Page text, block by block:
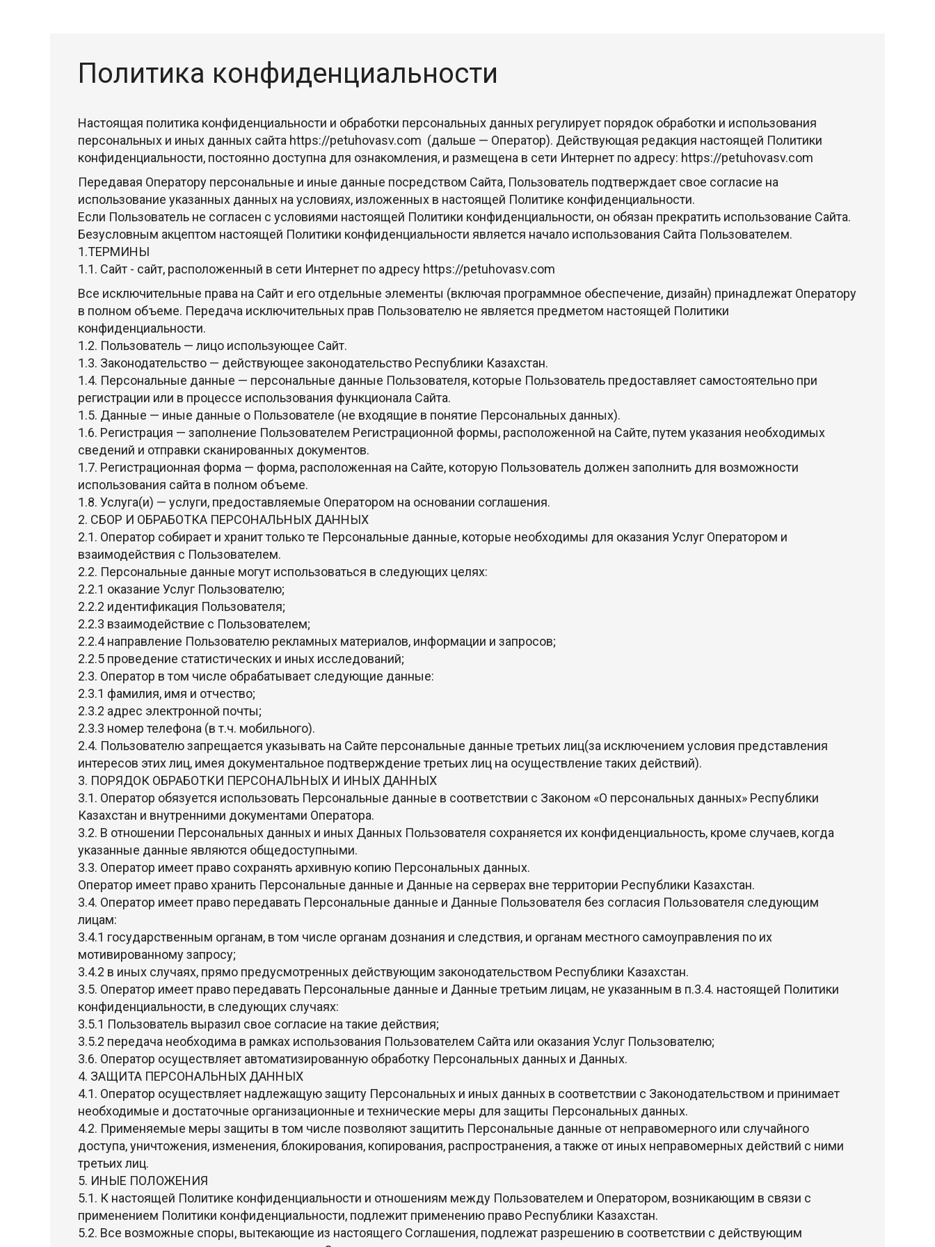
Политика конфиденциальности
Настоящая политика конфиденциальности и обработки персональных данных регулирует порядок обработки и использования
персональных и иных данных сайта https://petuhovasv.com (дальше — Оператор). Действующая редакция настоящей Политики
конфиденциальности, постоянно доступна для ознакомления, и размещена в сети Интернет по адресу: https://petuhovasv.com
Передавая Оператору персональные и иные данные посредством Сайта, Пользователь подтверждает свое согласие на
использование указанных данных на условиях, изложенных в настоящей Политике конфиденциальности.
Если Пользователь не согласен с условиями настоящей Политики конфиденциальности, он обязан прекратить использование Сайта.
Безусловным акцептом настоящей Политики конфиденциальности является начало использования Сайта Пользователем.
1.ТЕРМИНЫ
1.1. Сайт - сайт, расположенный в сети Интернет по адресу https://petuhovasv.com
Все исключительные права на Сайт и его отдельные элементы (включая программное обеспечение, дизайн) принадлежат Оператору
в полном объеме. Передача исключительных прав Пользователю не является предметом настоящей Политики
конфиденциальности.
1.2. Пользователь — лицо использующее Сайт.
1.3. Законодательство — действующее законодательство Республики Казахстан.
1.4. Персональные данные — персональные данные Пользователя, которые Пользователь предоставляет самостоятельно при
регистрации или в процессе использования функционала Сайта.
1.5. Данные — иные данные о Пользователе (не входящие в понятие Персональных данных).
1.6. Регистрация — заполнение Пользователем Регистрационной формы, расположенной на Сайте, путем указания необходимых
сведений и отправки сканированных документов.
1.7. Регистрационная форма — форма, расположенная на Сайте, которую Пользователь должен заполнить для возможности
использования сайта в полном объеме.
1.8. Услуга(и) — услуги, предоставляемые Оператором на основании соглашения.
2. СБОР И ОБРАБОТКА ПЕРСОНАЛЬНЫХ ДАННЫХ
2.1. Оператор собирает и хранит только те Персональные данные, которые необходимы для оказания Услуг Оператором и
взаимодействия с Пользователем.
2.2. Персональные данные могут использоваться в следующих целях:
2.2.1 оказание Услуг Пользователю;
2.2.2 идентификация Пользователя;
2.2.3 взаимодействие с Пользователем;
2.2.4 направление Пользователю рекламных материалов, информации и запросов;
2.2.5 проведение статистических и иных исследований;
2.3. Оператор в том числе обрабатывает следующие данные:
2.3.1 фамилия, имя и отчество;
2.3.2 адрес электронной почты;
2.3.3 номер телефона (в т.ч. мобильного).
2.4. Пользователю запрещается указывать на Сайте персональные данные третьих лиц(за исключением условия представления
интересов этих лиц, имея документальное подтверждение третьих лиц на осуществление таких действий).
3. ПОРЯДОК ОБРАБОТКИ ПЕРСОНАЛЬНЫХ И ИНЫХ ДАННЫХ
3.1. Оператор обязуется использовать Персональные данные в соответствии с Законом «О персональных данных» Республики
Казахстан и внутренними документами Оператора.
3.2. В отношении Персональных данных и иных Данных Пользователя сохраняется их конфиденциальность, кроме случаев, когда
указанные данные являются общедоступными.
3.3. Оператор имеет право сохранять архивную копию Персональных данных.
Оператор имеет право хранить Персональные данные и Данные на серверах вне территории Республики Казахстан.
3.4. Оператор имеет право передавать Персональные данные и Данные Пользователя без согласия Пользователя следующим
лицам:
3.4.1 государственным органам, в том числе органам дознания и следствия, и органам местного самоуправления по их
мотивированному запросу;
3.4.2 в иных случаях, прямо предусмотренных действующим законодательством Республики Казахстан.
3.5. Оператор имеет право передавать Персональные данные и Данные третьим лицам, не указанным в п.3.4. настоящей Политики
конфиденциальности, в следующих случаях:
3.5.1 Пользователь выразил свое согласие на такие действия;
3.5.2 передача необходима в рамках использования Пользователем Сайта или оказания Услуг Пользователю;
3.6. Оператор осуществляет автоматизированную обработку Персональных данных и Данных.
4. ЗАЩИТА ПЕРСОНАЛЬНЫХ ДАННЫХ
4.1. Оператор осуществляет надлежащую защиту Персональных и иных данных в соответствии с Законодательством и принимает
необходимые и достаточные организационные и технические меры для защиты Персональных данных.
4.2. Применяемые меры защиты в том числе позволяют защитить Персональные данные от неправомерного или случайного
доступа, уничтожения, изменения, блокирования, копирования, распространения, а также от иных неправомерных действий с ними
третьих лиц.
5. ИНЫЕ ПОЛОЖЕНИЯ
5.1. К настоящей Политике конфиденциальности и отношениям между Пользователем и Оператором, возникающим в связи с
применением Политики конфиденциальности, подлежит применению право Республики Казахстан.
5.2. Все возможные споры, вытекающие из настоящего Соглашения, подлежат разрешению в соответствии с действующим